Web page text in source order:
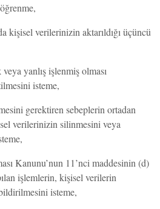
kişisel verilerinizin aktarıldığı üçüncü
yanlış işlenmiş olması
isteme,
gerektiren sebeplerin ortadan
verilerinizin silinmesini veya
Kanunu’nun 11’nci maddesinin (d)
işlemlerin, kişisel verilerin
isteme,